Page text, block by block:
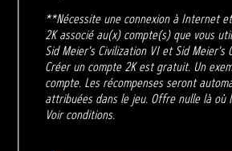
**Nécessite une connexion à Internet
2K associé au(x) compte(s) que vous
Sid Meier's Civilization VI et Sid Meier's
Créer un compte 2K est gratuit. Un
compte. Les récompenses seront
attribuées dans le jeu. Offre nulle là où
Voir conditions.